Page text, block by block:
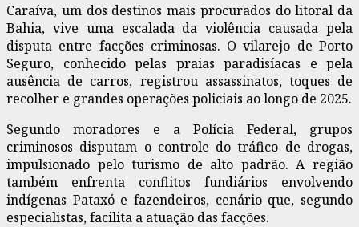
Caraíva, um dos destinos mais procurados do litoral da
Bahia, vive uma escalada da violência causada pela
disputa entre facções criminosas. O vilarejo de Porto
Seguro, conhecido pelas praias paradisíacas e pela
ausência de carros, registrou assassinatos, toques de
recolher e grandes operações policiais ao longo de 2025.
Segundo moradores e a Polícia Federal, grupos
criminosos disputam o controle do tráfico de drogas,
impulsionado pelo turismo de alto padrão. A região
também enfrenta conflitos fundiários envolvendo
indígenas Pataxó e fazendeiros, cenário que, segundo
especialistas, facilita a atuação das facções.